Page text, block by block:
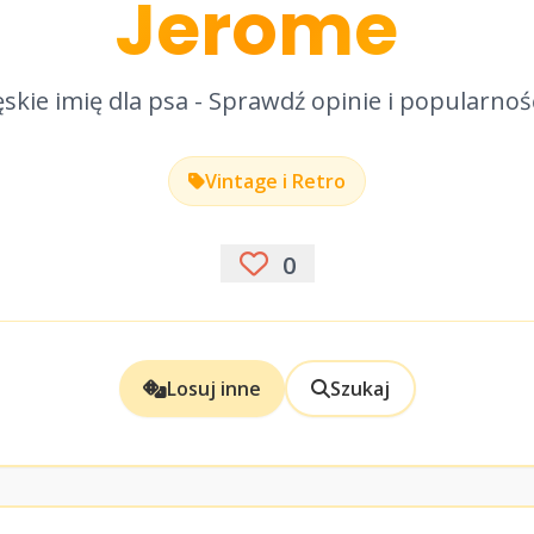
Jerome
imię dla psa - Sprawdź opinie i
Vintage i Retro
0
Losuj inne Szukaj